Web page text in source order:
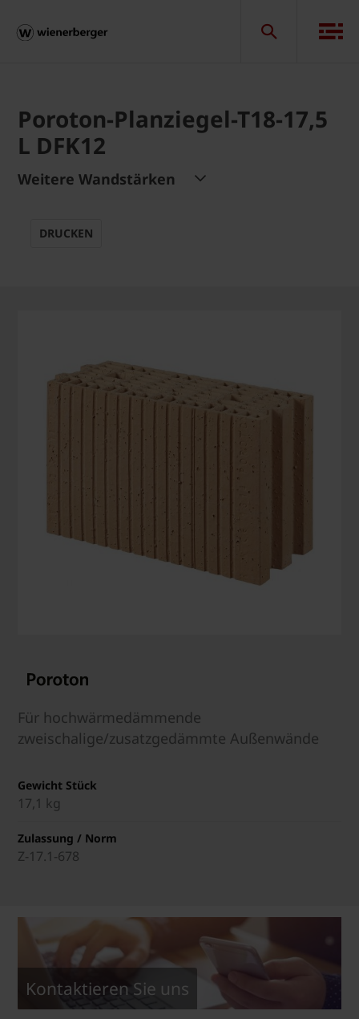
Poroton-Planziegel-T18-17,5
L DFK12
Weitere Wandstärken
DRUCKEN
Für hochwärmedämmende
zweischalige/zusatzgedämmte Außenwände
Gewicht Stück
17,1 kg
Zulassung / Norm
Z-17.1-678
Kontaktieren Sie uns